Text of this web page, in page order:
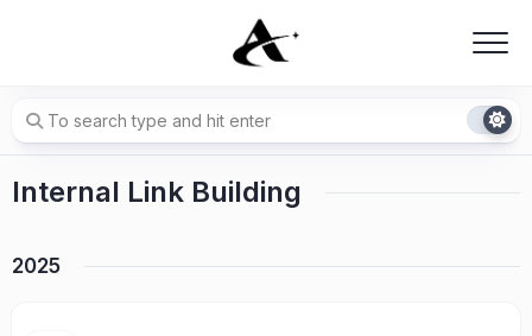
Internal Link Building
2025